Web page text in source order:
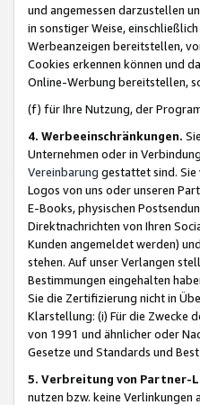
und angemessen darzustellen
in sonstiger Weise,
Werbeanzeigen bereitstellen,
Cookies erkennen können und
Online-Werbung bereitstellen,
(f) für Ihre Nutzung, der
4. Werbeeinschränkungen.
Unternehmen oder in
Vereinbarung gestattet sind.
Logos von uns oder unseren
E-Books, physischen
Direktnachrichten von Ihren
Kunden angemeldet werden)
stehen. Auf unser Verlangen
Bestimmungen eingehalten
Sie die Zertifizierung nicht in
Klarstellung: (i) Für die Zwecke
von 1991 und ähnlicher oder
Gesetze und Standards und
5. Verbreitung von Partner-
nutzen bzw. keine Verlinkungen